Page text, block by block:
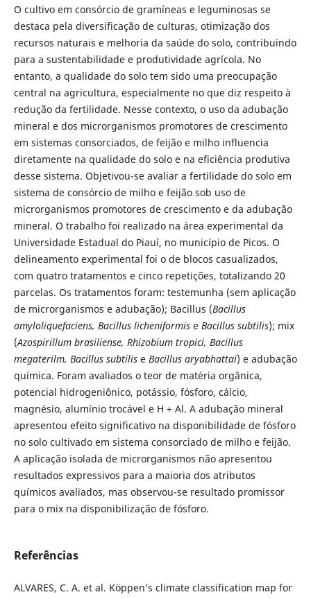
O cultivo em consórcio de gramíneas e leguminosas se
destaca pela diversificação de culturas, otimização dos
recursos naturais e melhoria da saúde do solo, contribuindo
para a sustentabilidade e produtividade agrícola. No
entanto, a qualidade do solo tem sido uma preocupação
central na agricultura, especialmente no que diz respeito à
redução da fertilidade. Nesse contexto, o uso da adubação
mineral e dos microrganismos promotores de crescimento
em sistemas consorciados, de feijão e milho influencia
diretamente na qualidade do solo e na eficiência produtiva
desse sistema. Objetivou-se avaliar a fertilidade do solo em
sistema de consórcio de milho e feijão sob uso de
microrganismos promotores de crescimento e da adubação
mineral. O trabalho foi realizado na área experimental da
Universidade Estadual do Piauí, no município de Picos. O
delineamento experimental foi o de blocos casualizados,
com quatro tratamentos e cinco repetições, totalizando 20
parcelas. Os tratamentos foram: testemunha (sem aplicação
de microrganismos e adubação); Bacillus (Bacillus
amyloliquefaciens, Bacillus licheniformis eBacillus subtilis); mix
(Azospirillum brasiliense, Rhizobium tropici, Bacillus
megaterilm, Bacillus subtilis eBacillus aryabhattai) e adubação
química. Foram avaliados o teor de matéria orgânica,
potencial hidrogeniônico, potássio, fósforo, cálcio,
magnésio, alumínio trocável e H + Al. A adubação mineral
apresentou efeito significativo na disponibilidade de fósforo
no solo cultivado em sistema consorciado de milho e feijão.
A aplicação isolada de microrganismos não apresentou
resultados expressivos para a maioria dos atributos
químicos avaliados, mas observou-se resultado promissor
para o mix na disponibilização de fósforo.
Referências
ALVARES, C. A. et al. Köppen’s climate classification map for